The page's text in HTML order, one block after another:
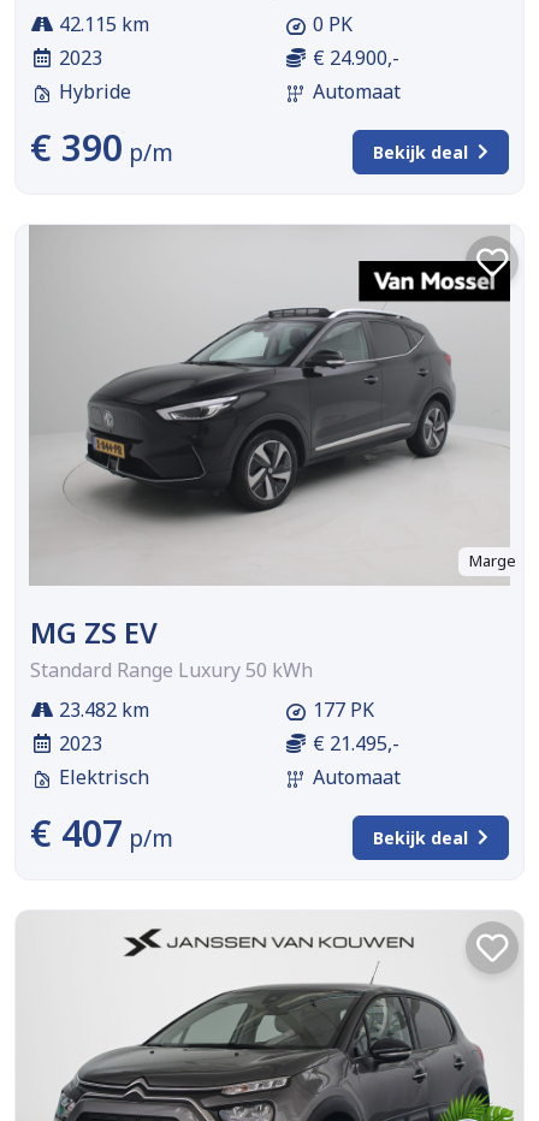
42.115 km
2023
Hybride
0 PK
€ 24.900,-
Automaat
€ 390 p/m Bekijk deal
Marge
MG ZS EV
Standard Range Luxury 50 kWh
23.482 km
2023
Elektrisch
177 PK
€ 21.495,-
Automaat
€ 407 p/m Bekijk deal